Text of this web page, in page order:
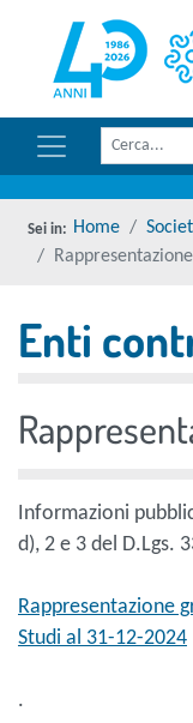
Vai ai contenuti
Menu di
Cerca
torna al menu di scelta
Menu di
torna al menu di
Cerca nel
Home
torna al menu di
Enti
Informazioni
d), 2 e 3 del D.Lgs.
Rappresentazione
Studi al 31-12-2024
.